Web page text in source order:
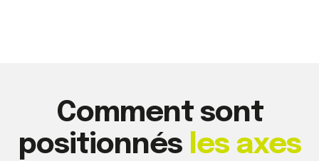
Comment sont
positionnés les axes